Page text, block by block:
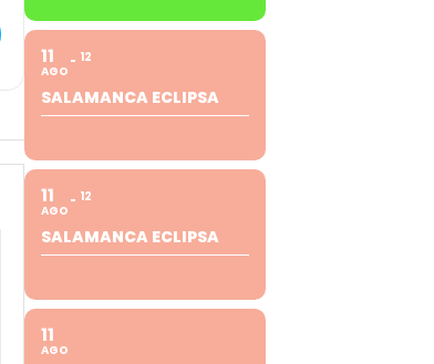
11
AGO
12
SALAMANCA ECLIPSA
11
AGO
12
SALAMANCA ECLIPSA
11
AGO